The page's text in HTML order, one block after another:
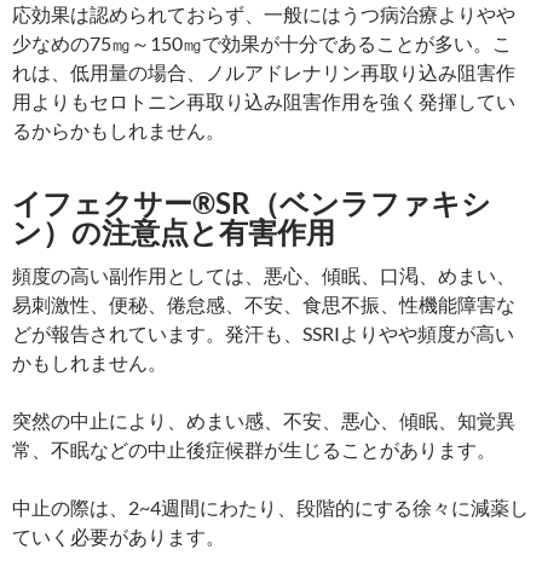
応効果は認められておらず、一般にはうつ病治療よりやや
少なめの75㎎～150㎎で効果が十分であることが多い。こ
れは、低用量の場合、ノルアドレナリン再取り込み阻害作
用よりもセロトニン再取り込み阻害作用を強く発揮してい
るからかもしれません。
イフェクサー®SR（ベンラファキシ
ン）の注意点と有害作用
頻度の高い副作用としては、悪心、傾眠、口渇、めまい、
易刺激性、便秘、倦怠感、不安、食思不振、性機能障害な
どが報告されています。発汗も、SSRIよりやや頻度が高い
かもしれません。
突然の中止により、めまい感、不安、悪心、傾眠、知覚異
常、不眠などの中止後症候群が生じることがあります。
中止の際は、2~4週間にわたり、段階的にする徐々に減薬し
ていく必要があります。